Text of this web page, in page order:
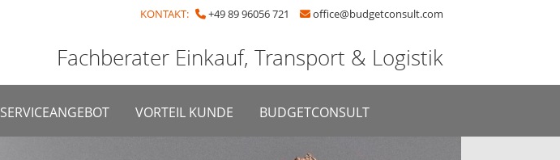
KONTAKT: +49 89 96056 721 office@budgetconsult.com
Fachberater Einkauf, Transport & Logistik
SERVICEANGEBOT VORTEIL KUNDE BUDGETCONSULT